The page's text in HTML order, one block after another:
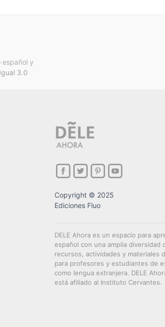
y
3.0
Copyright © 2025
Ediciones Fluo
DELE Ahora es un espacio para
español con una amplia diversidad
recursos, actividades y materiales
para profesores y estudiantes de
como lengua extranjera. DELE
está afiliado al Instituto Cervantes.